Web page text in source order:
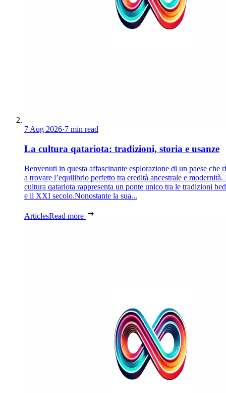
7 Aug 2026·7 min read
La cultura qatariota: tradizioni, storia e usanze
Benvenuti in questa affascinante esplorazione di un paese che
a trovare l’equilibrio perfetto tra eredità ancestrale e modernità.
cultura qatariota rappresenta un ponte unico tra le tradizioni
e il XXI secolo.Nonostante la sua...
ArticlesRead more